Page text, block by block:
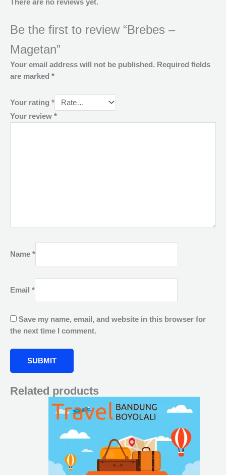
There are no reviews yet.
Be the first to review “Brebes –
Magetan”
Your email address will not be published. Required fields
are marked *
Your rating *
Your review *
Name *
Email *
Save my name, email, and website in this browser for
the next time I comment.
Related products